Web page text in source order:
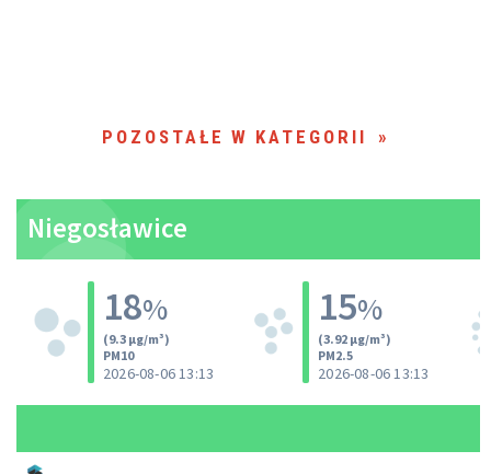
POZOSTAŁE W KATEGORII